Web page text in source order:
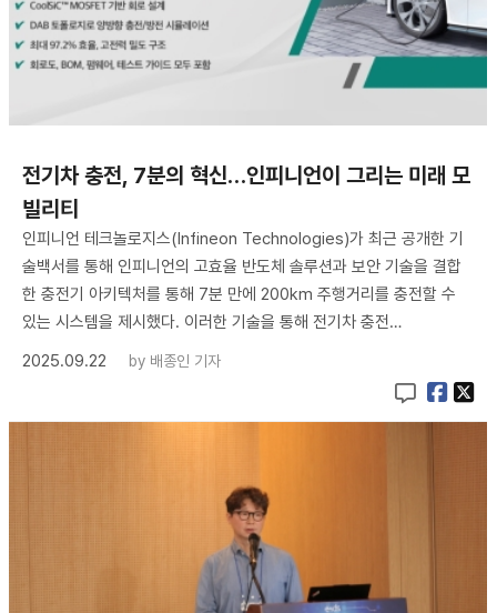
전기차 충전, 7분의 혁신…인피니언이 그리는 미래 모
빌리티
인피니언 테크놀로지스(Infineon Technologies)가 최근 공개한 기
술백서를 통해 인피니언의 고효율 반도체 솔루션과 보안 기술을 결합
한 충전기 아키텍처를 통해 7분 만에 200km 주행거리를 충전할 수
있는 시스템을 제시했다. 이러한 기술을 통해 전기차 충전…
2025.09.22
by 배종인 기자